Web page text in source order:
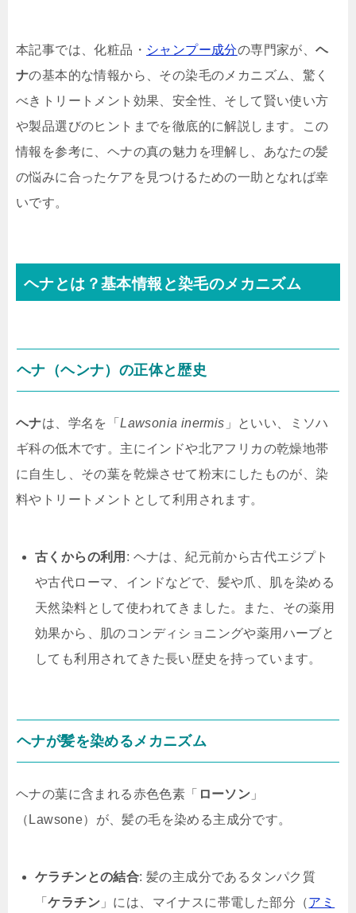
本記事では、化粧品・ シャンプー成分の専門家が、ヘ
ナの基本的な情報から、その染毛のメカニズム、驚く
べきトリートメント効果、安全性、そして賢い使い方
や製品選びのヒントまでを徹底的に解説します。この
情報を参考に、ヘナの真の魅力を理解し、あなたの髪
の悩みに合ったケアを見つけるための一助となれば幸
いです。
ヘナとは？基本情報と染毛のメカニズム
ヘナ（ヘンナ）の正体と歴史
ヘナは、学名を「Lawsonia inermis 」といい、ミソハ
ギ科の低木です。主にインドや北アフリカの乾燥地帯
に自生し、その葉を乾燥させて粉末にしたものが、染
料やトリートメントとして利用されます。
古くからの利用 : ヘナは、紀元前から古代エジプト
や古代ローマ、インドなどで、髪や爪、肌を染める
天然染料として使われてきました。また、その薬用
効果から、肌のコンディショニングや薬用ハーブと
しても利用されてきた長い歴史を持っています。
ヘナが髪を染めるメカニズム
ヘナの葉に含まれる赤色色素「 ローソン 」
（Lawsone）が、髪の毛を染める主成分です。
ケラチンとの結合: 髪の主成分であるタンパク質
「ケラチン 」には、マイナスに帯電した部分（アミ